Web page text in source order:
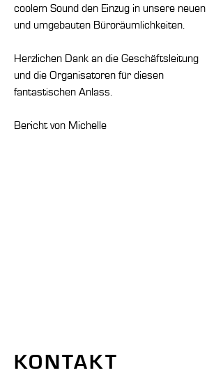
coolem Sound den Einzug in unsere neuen
und umgebauten Büroräumlichkeiten.
Herzlichen Dank an die Geschäftsleitung
und die Organisatoren für diesen
fantastischen Anlass.
Bericht von Michelle
KONTAKT